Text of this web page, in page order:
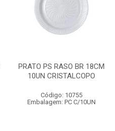
PRATO PS RASO BR 18CM
10UN CRISTALCOPO
Código: 10755
Embalagem: PC C/10UN